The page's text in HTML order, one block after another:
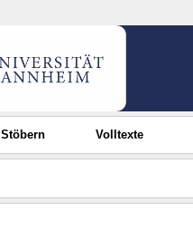
Stöbern Volltexte